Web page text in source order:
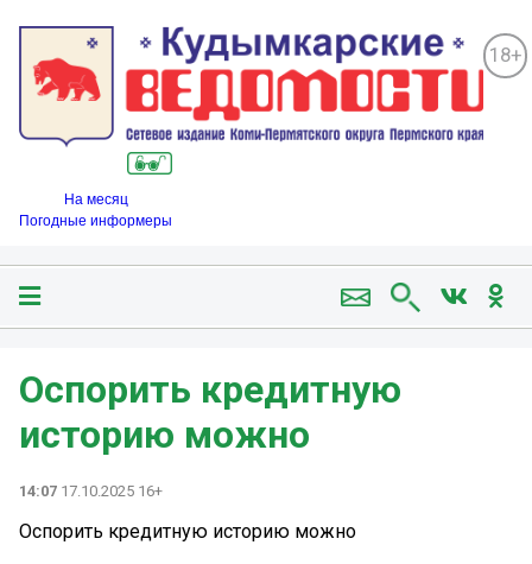
18+
На месяц
Погодные информеры
Оспорить кредитную
историю можно
14:07 17.10.2025 16+
Оспорить кредитную историю можно